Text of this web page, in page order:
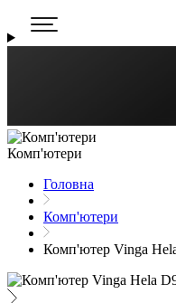
Комп'ютери
Головна
Комп'ютери
Комп'ютер Vinga